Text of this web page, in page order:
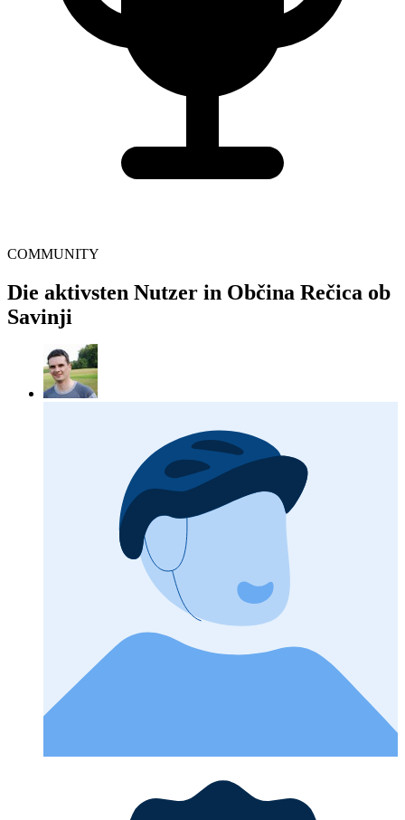
COMMUNITY
Die aktivsten Nutzer in Občina Rečica ob
Savinji